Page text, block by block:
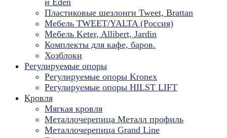
и Eden
Пластиковые шезлонги Tweet, Brattan
Мебель TWEET/YALTA (Россия)
Мебель Keter, Allibert, Jardin
Комплекты для кафе, баров.
Хозблоки
Регулируемые опоры
Регулируемые опоры Kronex
Регулируемые опоры HILST LIFT
Кровля
Мягкая кровля
Металлочерепица Металл профиль
Металлочерепица Grand Line